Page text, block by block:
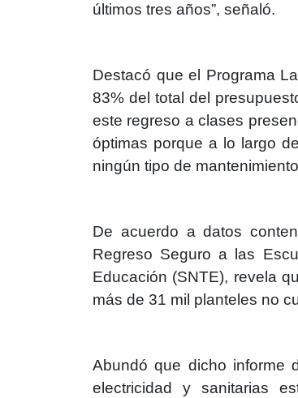
últimos tres años”, señaló.
Destacó que el Programa
83% del total del
este regreso a clases
óptimas porque a lo largo
ningún tipo de
De acuerdo a datos
Regreso Seguro a las
Educación (SNTE), revela
más de 31 mil planteles no
Abundó que dicho informe
electricidad y sanitarias